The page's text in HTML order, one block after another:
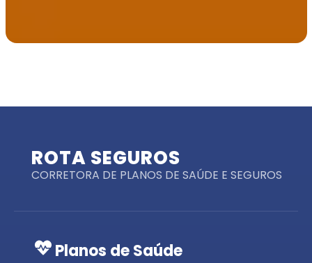
ROTA SEGUROS
CORRETORA DE PLANOS DE SAÚDE E SEGUROS
Planos de Saúde